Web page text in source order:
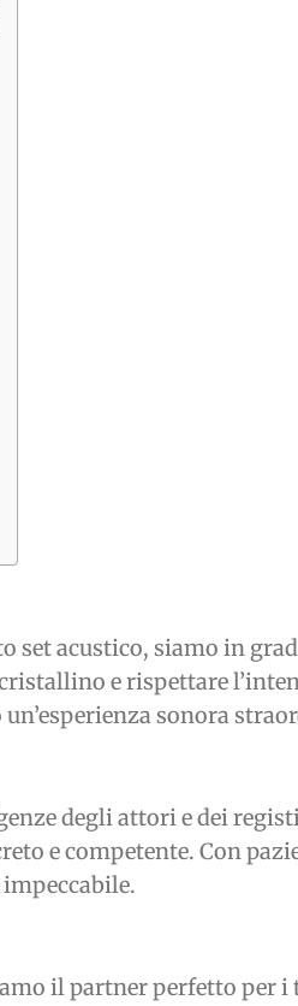
set acustico, siamo in
e rispettare
sonora
degli attori e dei
e competente. Con
il partner perfetto per